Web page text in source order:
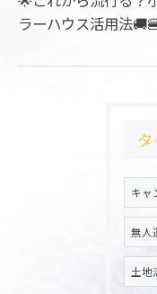
ラーハウス活用法
キャ
無人
土地